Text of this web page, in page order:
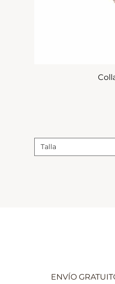
Talla
ENVÍO